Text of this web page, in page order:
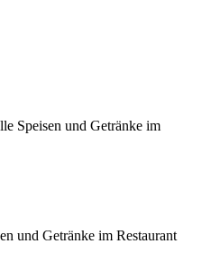
Speisen und Getränke im
und Getränke im Restaurant